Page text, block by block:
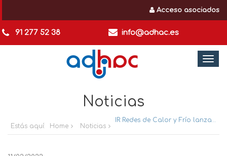
Acceso asociados
91 277 52 38 info@adhac.es
Noticias
Estás aquí: Home Noticias